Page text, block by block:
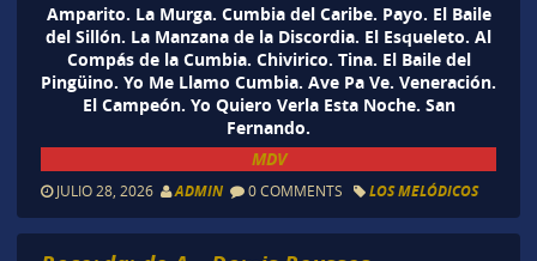
Amparito. La Murga. Cumbia del Caribe. Payo. El Baile
del Sillón. La Manzana de la Discordia. El Esqueleto. Al
Compás de la Cumbia. Chivirico. Tina. El Baile del
Pingüino. Yo Me Llamo Cumbia. Ave Pa Ve. Veneración.
El Campeón. Yo Quiero Verla Esta Noche. San
Fernando.
MDV
JULIO 28, 2026 ADMIN 0 COMMENTS LOS MELÓDICOS